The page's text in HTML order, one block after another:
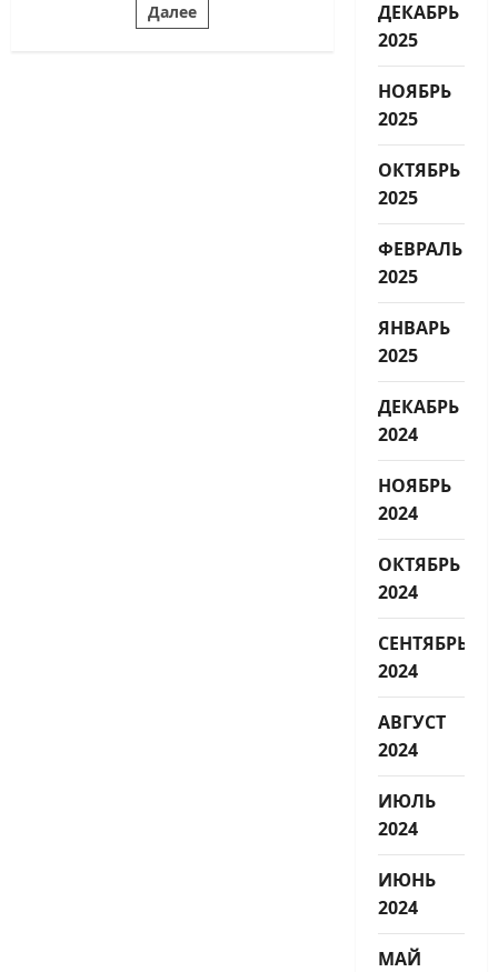
Далее
ДЕКАБРЬ
2025
НОЯБРЬ
2025
ОКТЯБРЬ
2025
ФЕВРАЛЬ
2025
ЯНВАРЬ
2025
ДЕКАБРЬ
2024
НОЯБРЬ
2024
ОКТЯБРЬ
2024
СЕНТЯБРЬ
2024
АВГУСТ
2024
ИЮЛЬ
2024
ИЮНЬ
2024
МАЙ